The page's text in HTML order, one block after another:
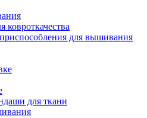
ковроткачества
для вышивания
для ткани